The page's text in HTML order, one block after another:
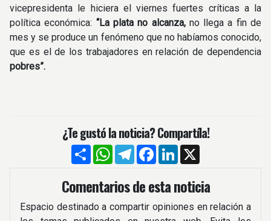
vicepresidenta le hiciera el viernes fuertes críticas a la
política económica: “La plata no alcanza,no llega a fin de
mes y se produce un fenómeno que no habíamos conocido,
que es el de los trabajadores en relación de dependencia
pobres”.
¿Te gustó la noticia? Compartíla!
CompartirWhatsApp
TelegramFacebook
LinkedIn
Comentarios de esta noticia
Espacio destinado a compartir opiniones en relación a